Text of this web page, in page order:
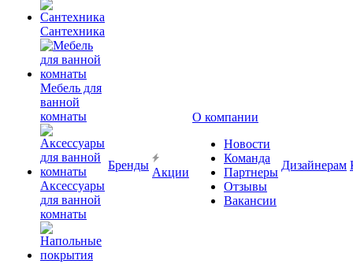
Сантехника
Мебель для
ванной
комнаты
Аксессуары
для ванной
комнаты
Бренды
Акции
О компании
Новости
Команда
Партнеры
Отзывы
Вакансии
Дизайнерам